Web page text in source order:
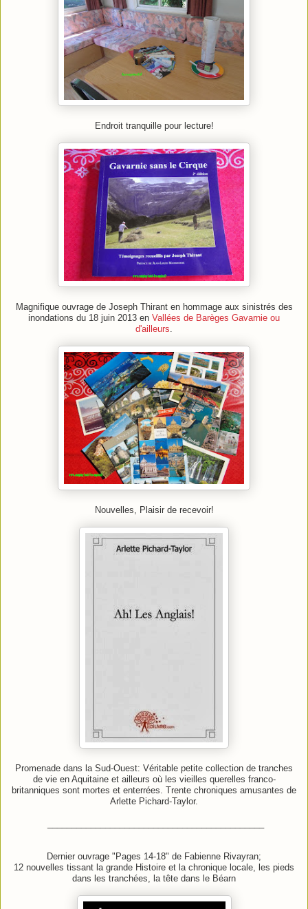
Endroit tranquille pour lecture!
Magnifique ouvrage de Joseph Thirant en hommage aux sinistrés des
inondations du 18 juin 2013 en Vallées de Barèges Gavarnie ou
d'ailleurs.
Nouvelles, Plaisir de recevoir!
Promenade dans la Sud-Ouest: Véritable petite collection de tranches
de vie en Aquitaine et ailleurs où les vieilles querelles franco-
britanniques sont mortes et enterrées. Trente chroniques amusantes de
Arlette Pichard-Taylor.
Dernier ouvrage "Pages 14-18" de Fabienne Rivayran;
12 nouvelles tissant la grande Histoire et la chronique locale, les pieds
dans les tranchées, la tête dans le Béarn